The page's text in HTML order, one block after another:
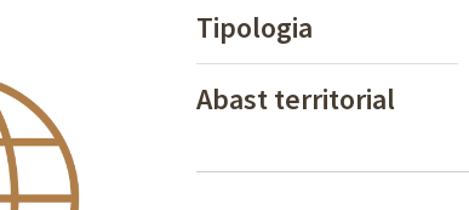
Tipologia
Abast territorial